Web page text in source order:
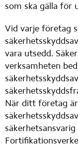
som ska gälla för
Vid varje företag
vara utsedd.
verksamheten
När ditt företag